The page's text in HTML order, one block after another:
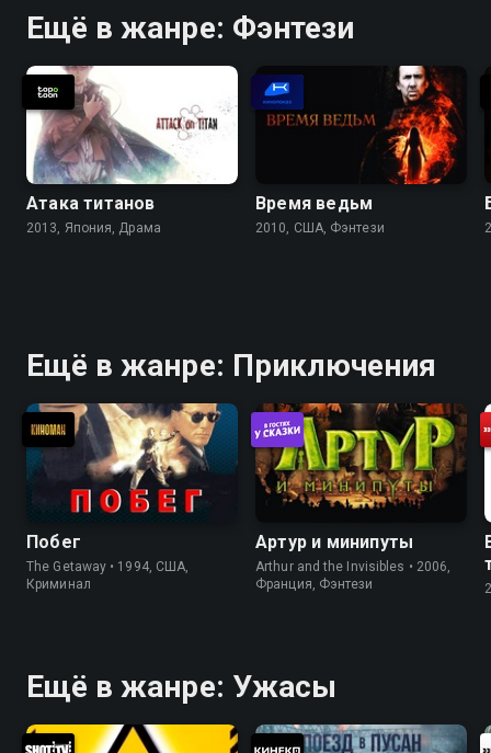
Ещё в жанре: Фэнтези
Атака титанов
2013, Япония, Драма
Время ведьм
2010, США, Фэнтези
Ещё в жанре: Приключения
Побег
The Getaway • 1994, США,
Криминал
Артур и минипуты
Arthur and the Invisibles • 2006,
Франция, Фэнтези
Ещё в жанре: Ужасы